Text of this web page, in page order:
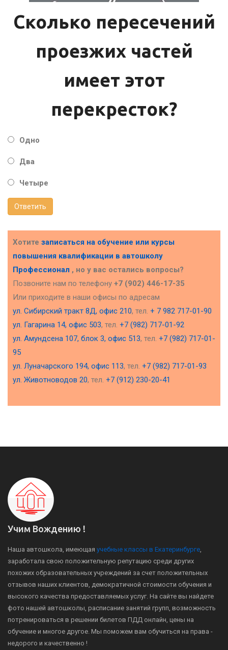
Сколько пересечений
проезжих частей
имеет этот
перекресток?
Одно
Два
Четыре
Ответить
Хотите записаться на обучение или курсы
повышения квалификации в автошколу
Профессионал , но у вас остались вопросы?
Позвоните нам по телефону +7 (902) 446-17-35
Или приходите в наши офисы по адресам
ул. Сибирский тракт 8Д, офис 210, тел. + 7 982 717-01-90
ул. Гагарина 14, офис 503, тел. +7 (982) 717-01-92
ул. Амундсена 107, блок 3, офис 513, тел. +7 (982) 717-01-
95
ул. Луначарского 194, офис 113, тел. +7 (982) 717-01-93
ул. Животноводов 20, тел. +7 (912) 230-20-41
Учим Вождению !
Наша автошкола, имеющая учебные классы в Екатеринбурге
заработала свою положительную репутацию среди других
похожих образовательных учреждений за счет положительных
отзывов наших клиентов, демократичной стоимости обучения и
высокого качества предоставляемых услуг. На сайте вы найдете
фото нашей автошколы, расписание занятий групп, возможность
потренироваться в решении билетов ПДД онлайн, цены на
обучение и многое другое. Мы поможем вам обучиться на права -
недорого и качественно !